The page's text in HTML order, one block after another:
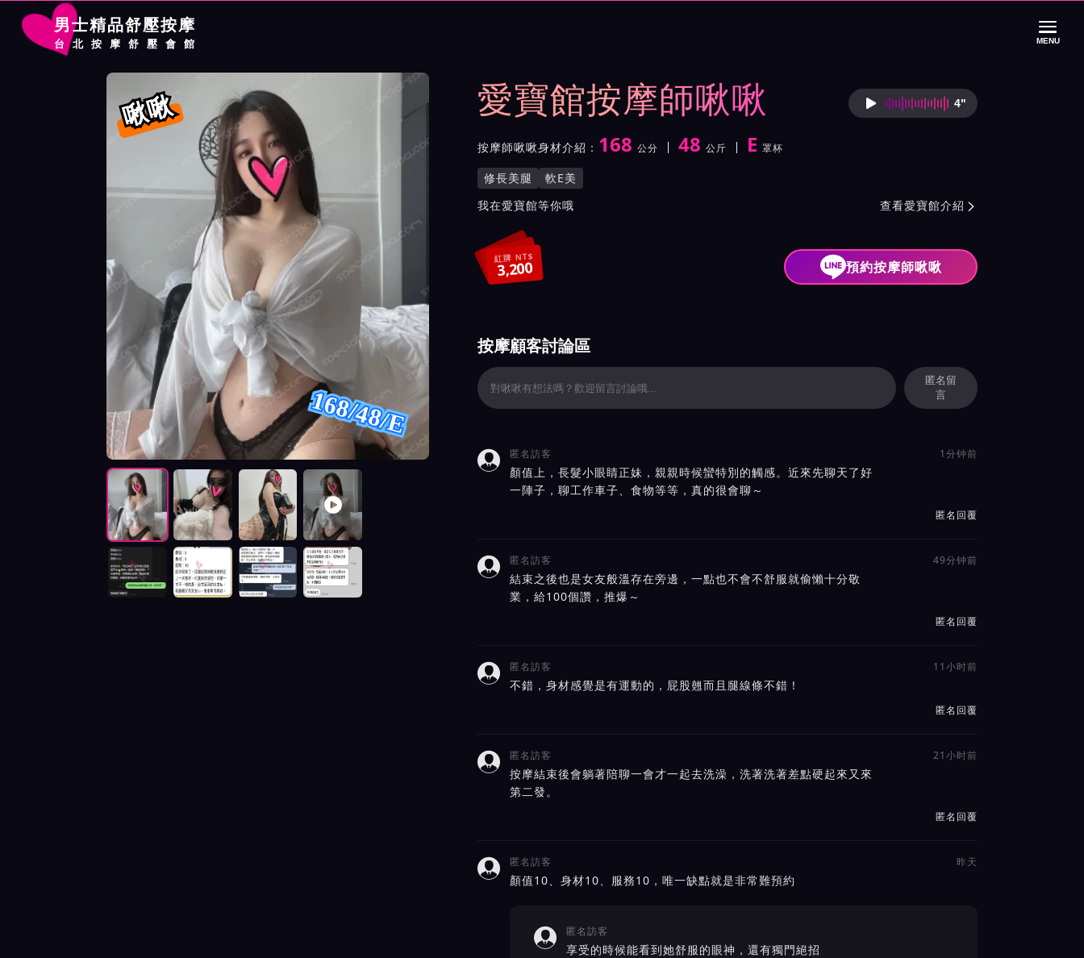
男士精品舒壓按摩
台北按摩舒壓會館 MENU
愛寶館按摩師啾啾詳細介紹
愛寶館按摩師啾啾 按摩師啾啾語音介
4"
按摩師啾啾身材介紹： 身高
168 公分
體重 48 公斤
罩杯 E 罩杯
按摩師啾啾服務風格與特色
修長美腿 軟E美
按摩師啾啾所屬按摩會館介紹與班表
我在愛寶館等你哦 查看愛寶館介紹 
紅牌 NT$
3,200 預約按摩師啾啾
愛寶館按摩師啾啾照片展示與影片介紹及客戶評價截屏
啾啾
168/48/E
按摩師啾啾照片展示與影片介紹及客戶評價截屏展示
按摩顧客討論區
匿名留
言
 匿名訪客 1分钟前
顏值上，長髮小眼睛正妹，親親時候蠻特別的觸感。近來先聊天了好
一陣子，聊工作車子、食物等等，真的很會聊～
匿名回覆
 匿名訪客 49分钟前
結束之後也是女友般溫存在旁邊，一點也不會不舒服就偷懶十分敬
業，給100個讚，推爆～
匿名回覆
 匿名訪客 11小时前
不錯，身材感覺是有運動的，屁股翹而且腿線條不錯！
匿名回覆
 匿名訪客 21小时前
按摩結束後會躺著陪聊一會才一起去洗澡，洗著洗著差點硬起來又來
第二發。
匿名回覆
 匿名訪客 昨天
顏值10、身材10、服務10，唯一缺點就是非常難預約
 匿名訪客
享受的時候能看到她舒服的眼神，還有獨門絕招